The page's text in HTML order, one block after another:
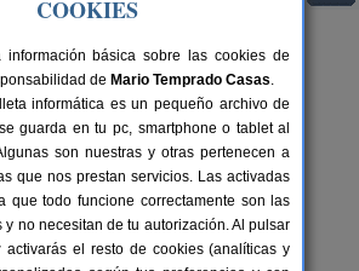
en Asturias
2-8 pers.
Ambasaguas
COOKIES
información básica sobre las cookies de
de Mario Temprado Casas.
informática es un pequeño archivo de
guarda en tu pc, smartphone o tablet al
son nuestras y otras pertenecen a
que nos prestan servicios. Las activadas
que todo funcione correctamente son las
y no necesitan de tu autorización. Al pulsar
activarás el resto de cookies (analíticas y